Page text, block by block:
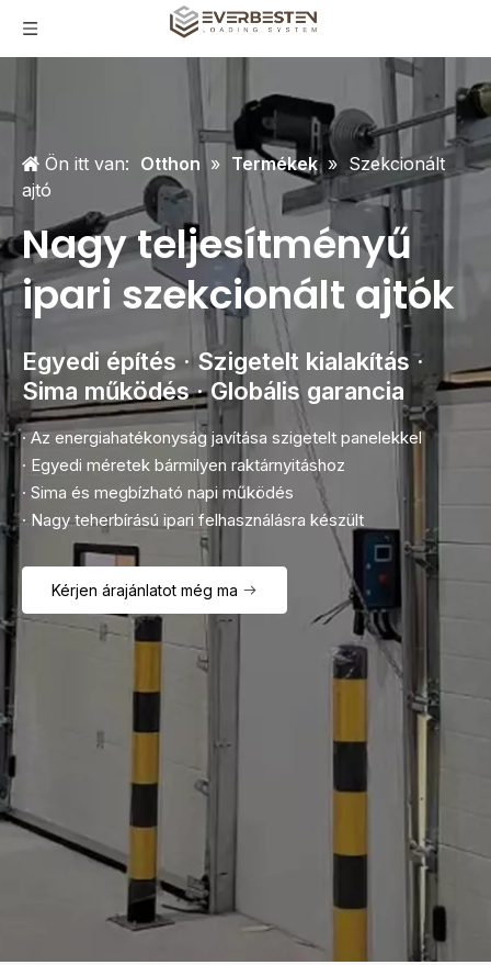
Ön itt van: Otthon » Termékek » Szekcionált
ajtó
Nagy teljesítményű
ipari szekcionált ajtók
Egyedi építés · Szigetelt kialakítás ·
Sima működés · Globális garancia
· Az energiahatékonyság javítása szigetelt panelekkel
· Egyedi méretek bármilyen raktárnyitáshoz
· Sima és megbízható napi működés
· Nagy teherbírású ipari felhasználásra készült
Kérjen árajánlatot még ma